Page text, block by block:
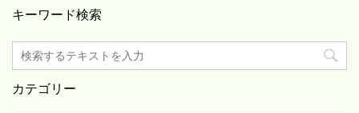
キーワード検索
カテゴリー